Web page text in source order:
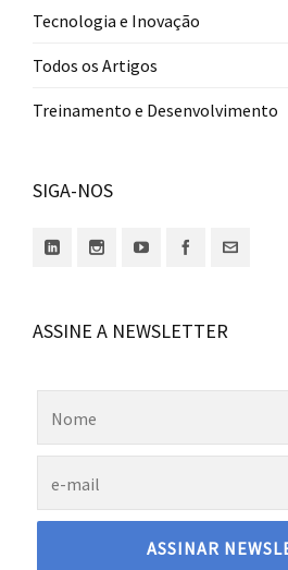
Tecnologia e Inovação
Todos os Artigos
Treinamento e Desenvolvimento
SIGA-NOS
ASSINE A NEWSLETTER